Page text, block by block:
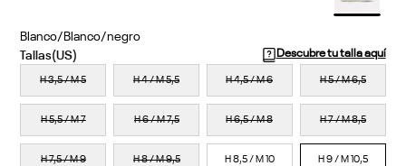
Blanco/Blanco/negro
Descubre tu talla aquí
H 3,5 / M 5 H 4 / M 5,5 H 4,5 / M 6 H 5 / M 6,5
H 5,5 / M 7 H 6 / M 7,5 H 6,5 / M 8 H 7 / M 8,5
H 7,5 / M 9 H 8 / M 9,5 H 8,5 / M 10 H 9 / M 10,5